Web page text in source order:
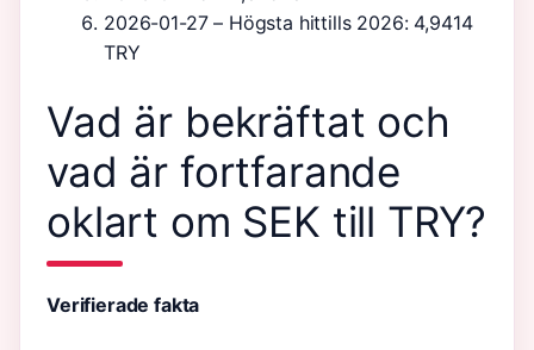
2026-01-27– Högsta hittills 2026: 4,9414
TRY
Vad är bekräftat och
vad är fortfarande
oklart om SEK till TRY?
Verifierade fakta